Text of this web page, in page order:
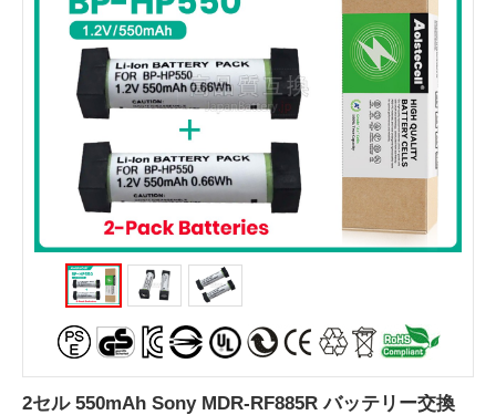
2セル 550mAh Sony MDR-RF885R バッテリー交換